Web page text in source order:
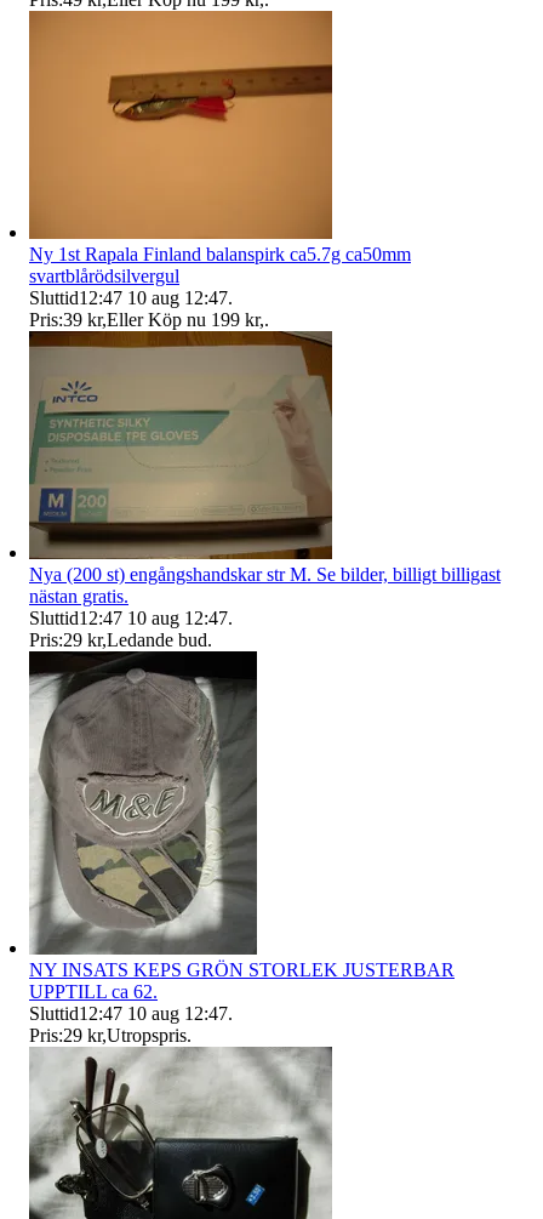
Ny 1st Rapala Finland balanspirk ca5.7g ca50mm
svartblårödsilvergul
Sluttid12:47 10 aug 12:47.
Pris:39 kr,Eller Köp nu 199 kr,.
Nya (200 st) engångshandskar str M. Se bilder, billigt billigast
nästan gratis.
Sluttid12:47 10 aug 12:47.
Pris:29 kr,Ledande bud.
NY INSATS KEPS GRÖN STORLEK JUSTERBAR
UPPTILL ca 62.
Sluttid12:47 10 aug 12:47.
Pris:29 kr,Utropspris.